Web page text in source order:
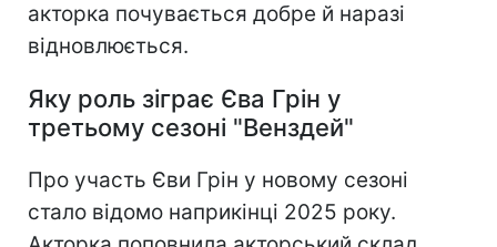
акторка почувається добре й наразі
відновлюється.
Яку роль зіграє Єва Грін у
третьому сезоні "Венздей"
Про участь Єви Грін у новому сезоні
стало відомо наприкінці 2025 року.